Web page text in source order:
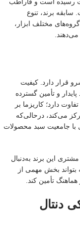
سابقه برند، تنوع
گروه‌های مختلف ابزار،
قرار دارد. کیفیت
و تأمین گسترده
دارد؛ کاریزما بر
می‌کند، درحالی‌که
با جامعیت سبد محصولات
این برند به‌دنبال
بتواند بخش مهمی از
تأمین کند.
دنتال